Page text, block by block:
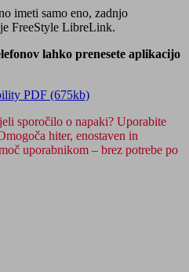
imeti samo eno, zadnjo
FreeStyle LibreLink.
lahko prenesete aplikacijo
PDF (675kb)
sporočilo o napaki? Uporabite
hiter, enostaven in
uporabnikom – brez potrebe po